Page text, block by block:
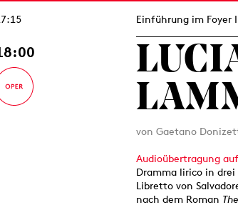
Einführung im Foyer
von Gaetano
Audioübertragung
Dramma lirico in drei
Libretto von
nach dem Roman